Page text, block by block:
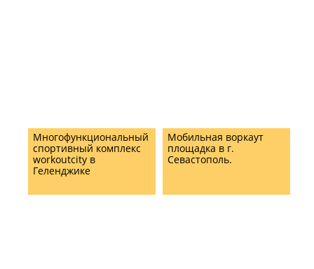
Многофункциональный
спортивный комплекс
workoutcity в
Геленджике
Мобильная воркаут
площадка в г.
Севастополь.